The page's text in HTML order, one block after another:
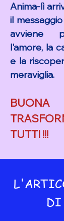
Anima-lì
il
avviene
l'amore, la
e la
meraviglia.
TUTTI !!!
DI